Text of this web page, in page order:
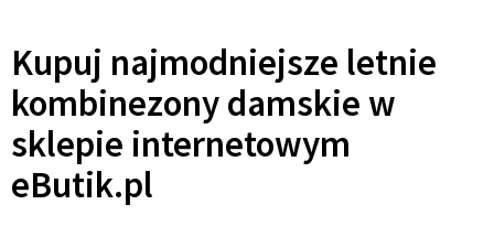
Kupuj najmodniejsze letnie
kombinezony damskie w
sklepie internetowym
eButik.pl